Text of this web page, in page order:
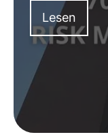
Sicherheit und
Lesen